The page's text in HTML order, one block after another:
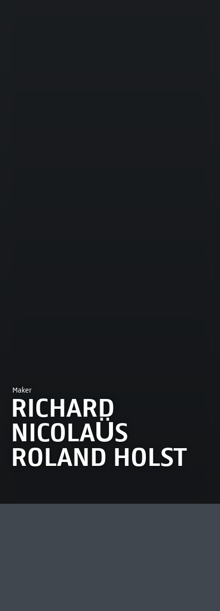
Maker
RICHARD
NICOLAÜS
ROLAND HOLST